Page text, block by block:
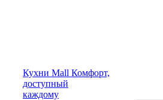
Кухни Mall Комфорт,
доступный
каждому